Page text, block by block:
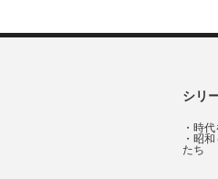
シリ
・ 時代
・ 昭和
たち